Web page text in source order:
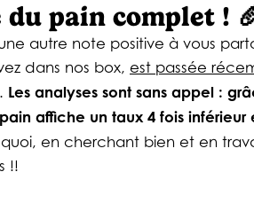
pain complet !
autre note positive à vous
dans nos box, est passée
. Les analyses sont sans appel :
affiche un taux 4 fois
en cherchant bien et en
!!